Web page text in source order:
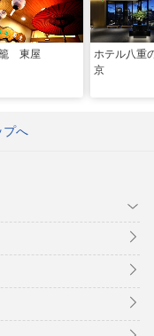
東屋
ホテル八重
京
プへ